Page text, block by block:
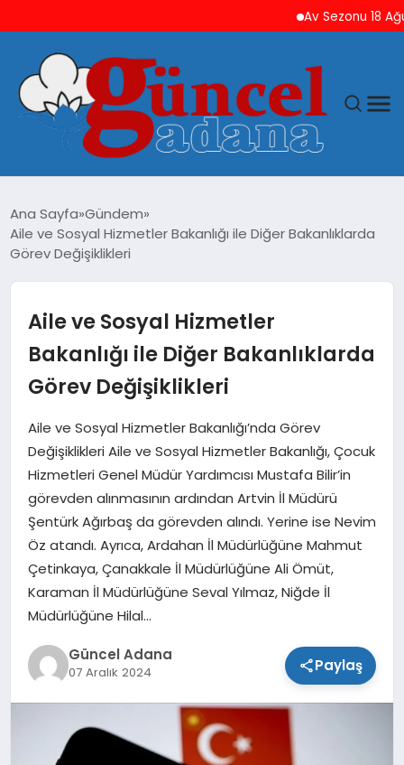
Av Sezonu 18
GÜNCEL
SAĞLIK
SPOR
TEKNOLOJI
Ana Sayfa Gündem
Aile ve Sosyal Hizmetler Bakanlığı ile Diğer Bakanlıklarda
Görev Değişiklikleri
Aile ve Sosyal Hizmetler
Bakanlığı ile Diğer Bakanlıklarda
Görev Değişiklikleri
Aile ve Sosyal Hizmetler Bakanlığı’nda Görev
Değişiklikleri Aile ve Sosyal Hizmetler Bakanlığı, Çocuk
Hizmetleri Genel Müdür Yardımcısı Mustafa Bilir’in
görevden alınmasının ardından Artvin İl Müdürü
Şentürk Ağırbaş da görevden alındı. Yerine ise Nevim
Öz atandı. Ayrıca, Ardahan İl Müdürlüğüne Mahmut
Çetinkaya, Çanakkale İl Müdürlüğüne Ali Ömüt,
Karaman İl Müdürlüğüne Seval Yılmaz, Niğde İl
Müdürlüğüne Hilal…
Güncel Adana
07 Aralık 2024 Paylaş